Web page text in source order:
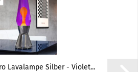
Lavalampe Silber - Violet...